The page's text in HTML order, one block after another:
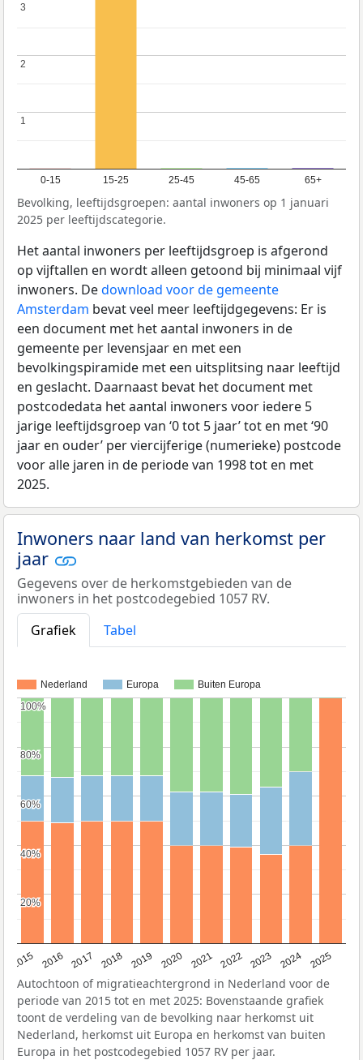
0-15 15-25 25-45 45-65 65+
11
2
2
3
3
Bevolking, leeftijdsgroepen: aantal inwoners op 1 januari
2025 per leeftijdscategorie.
Het aantal inwoners per leeftijdsgroep is afgerond
op vijftallen en wordt alleen getoond bij minimaal vijf
inwoners. Dedownload voor de gemeente
Amsterdam bevat veel meer leeftijdgegevens: Er is
een document met het aantal inwoners in de
gemeente per levensjaar en met een
bevolkingspiramide met een uitsplitsing naar leeftijd
en geslacht. Daarnaast bevat het document met
postcodedata het aantal inwoners voor iedere 5
jarige leeftijdsgroep van ‘0 tot 5 jaar’ tot en met ‘90
jaar en ouder’ per viercijferige (numerieke) postcode
voor alle jaren in de periode van 1998 tot en met
2025.
Inwoners naar land van herkomst per
jaar
Gegevens over de herkomstgebieden van de
inwoners in het postcodegebied 1057 RV.
Grafiek
Tabel
Nederland Europa Buiten Europa
2015 2016 2017 2018 2019 2020 2021 2022 2023 2024 2025
20%
20%
40%
40%
60%
60%
80%
80%
100%
100%
Autochtoon of migratieachtergrond in Nederland voor de
periode van 2015 tot en met 2025: Bovenstaande grafiek
toont de verdeling van de bevolking naar herkomst uit
Nederland, herkomst uit Europa en herkomst van buiten
Europa in het postcodegebied 1057 RV per jaar.